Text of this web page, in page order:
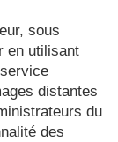
sous
en utilisant
distantes
du
des